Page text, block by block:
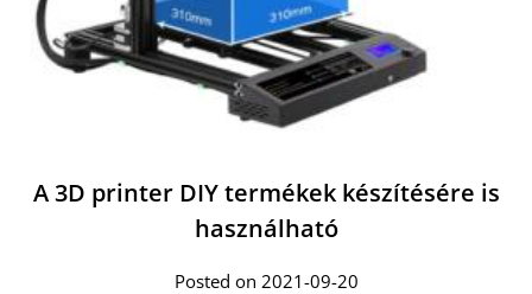
A 3D printer DIY termékek készítésére is
használható
Posted on 2021-09-20